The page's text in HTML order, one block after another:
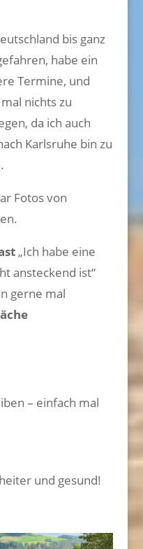
bis ganz
habe ein
Termine, und
nichts zu
da ich auch
Karlsruhe bin zu
Fotos von
„Ich habe eine
ansteckend ist“
gerne mal
– einfach mal
und gesund!